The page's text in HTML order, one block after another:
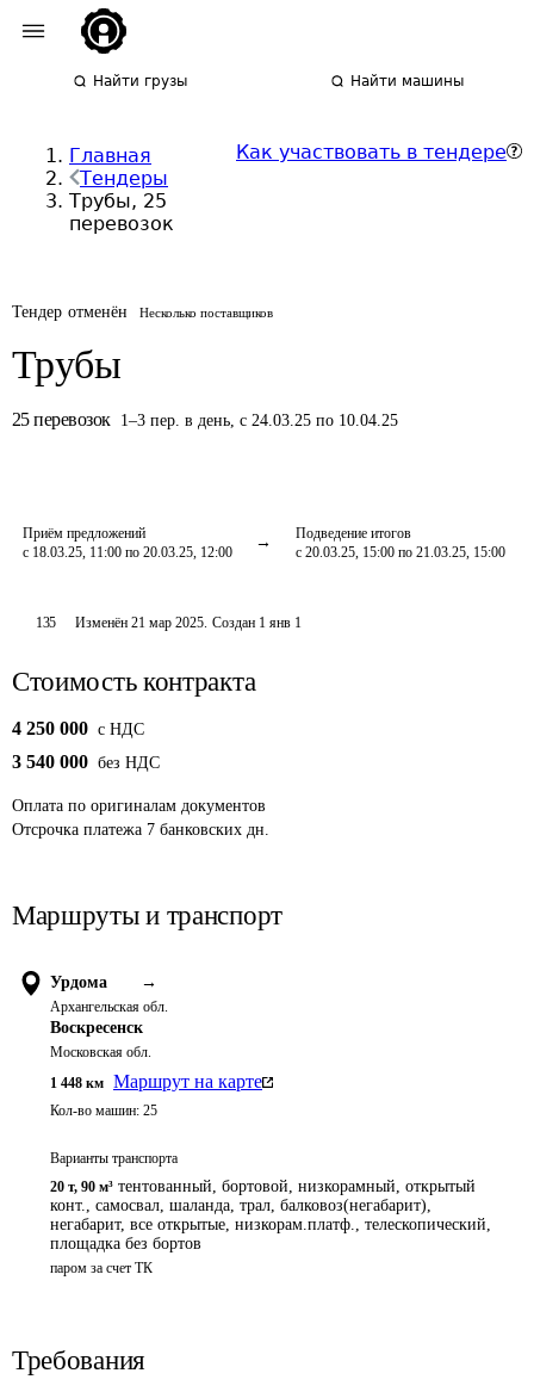
Найти грузы Найти машины
Главная
Тендеры
Трубы, 25
перевозок
Как участвовать в тендере
Тендер отменён Несколько поставщиков
Трубы
25 перевозок 1–3 пер. в день, с 24.03.25 по 10.04.25
Приём предложений
с 18.03.25, 11:00 по 20.03.25, 12:00
Подведение итогов
с 20.03.25, 15:00 по 21.03.25, 15:00
135 Изменён21 мар 2025. Создан 1 янв 1
Стоимость контракта
4 250 000 c НДС
3 540 000 без НДС
Оплата по оригиналам документов
Отсрочка платежа 7 банковских дн.
Маршруты и транспорт
Урдома →
Архангельская обл.
Воскресенск
Московская обл.
1 448 км Маршрут на карте
Кол-во машин: 25
Варианты транспорта
20 т, 90 м³ тентованный, бортовой, низкорамный, открытый
конт., самосвал, шаланда, трал, балковоз(негабарит),
негабарит, все открытые, низкорам.платф., телескопический,
площадка без бортов
паром за счет ТК
Требования